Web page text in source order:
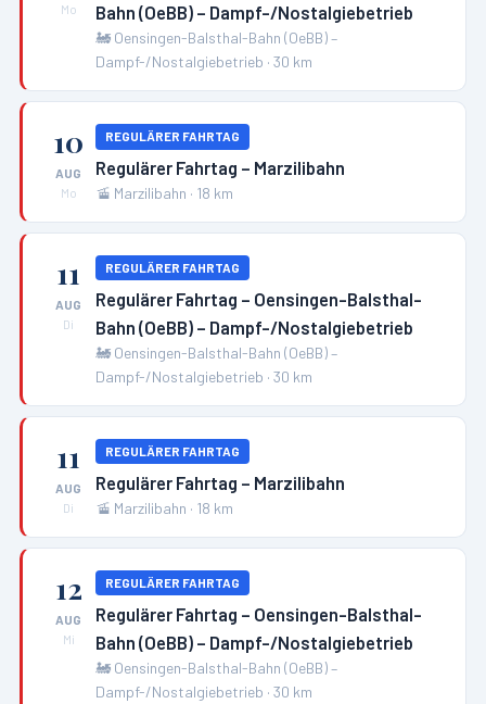
Mo
Bahn (OeBB) – Dampf-/Nostalgiebetrieb
🚂 Oensingen-Balsthal-Bahn (OeBB) –
Dampf-/Nostalgiebetrieb ·30 km
10
AUG
Mo
REGULÄRER FAHRTAG
Regulärer Fahrtag – Marzilibahn
🚡 Marzilibahn · 18 km
11
AUG
Di
REGULÄRER FAHRTAG
Regulärer Fahrtag – Oensingen-Balsthal-
Bahn (OeBB) – Dampf-/Nostalgiebetrieb
🚂 Oensingen-Balsthal-Bahn (OeBB) –
Dampf-/Nostalgiebetrieb ·30 km
11
AUG
Di
REGULÄRER FAHRTAG
Regulärer Fahrtag – Marzilibahn
🚡 Marzilibahn · 18 km
12
AUG
Mi
REGULÄRER FAHRTAG
Regulärer Fahrtag – Oensingen-Balsthal-
Bahn (OeBB) – Dampf-/Nostalgiebetrieb
🚂 Oensingen-Balsthal-Bahn (OeBB) –
Dampf-/Nostalgiebetrieb ·30 km